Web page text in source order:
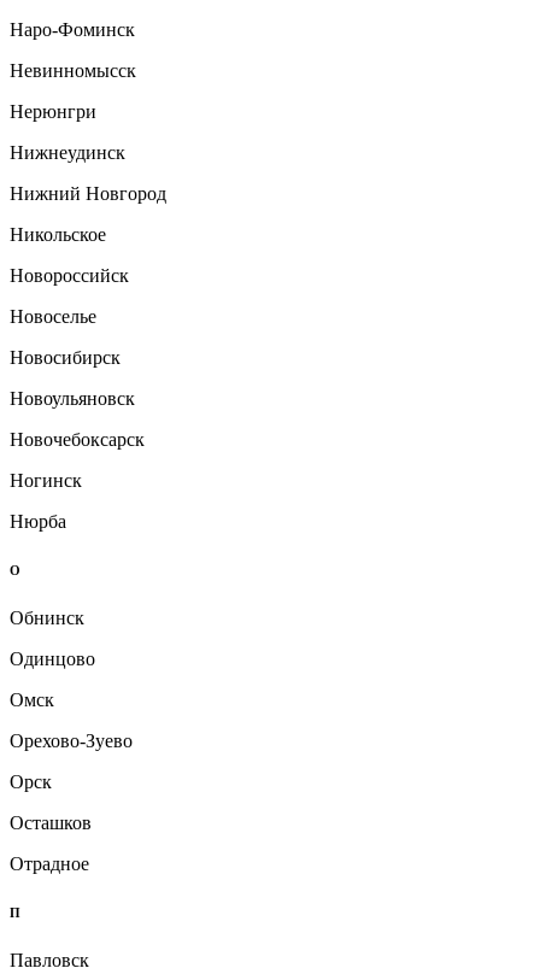
Наро-Фоминск
Невинномысск
Нерюнгри
Нижнеудинск
Нижний Новгород
Никольское
Новороссийск
Новоселье
Новосибирск
Новоульяновск
Новочебоксарск
Ногинск
Нюрба
О
Обнинск
Одинцово
Омск
Орехово-Зуево
Орск
Осташков
Отрадное
П
Павловск